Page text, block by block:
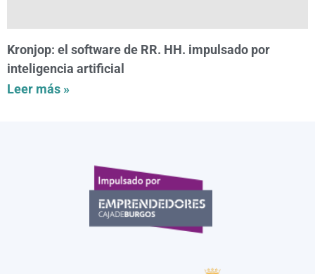
Kronjop: el software de RR. HH. impulsado por
inteligencia artificial
Leer más »